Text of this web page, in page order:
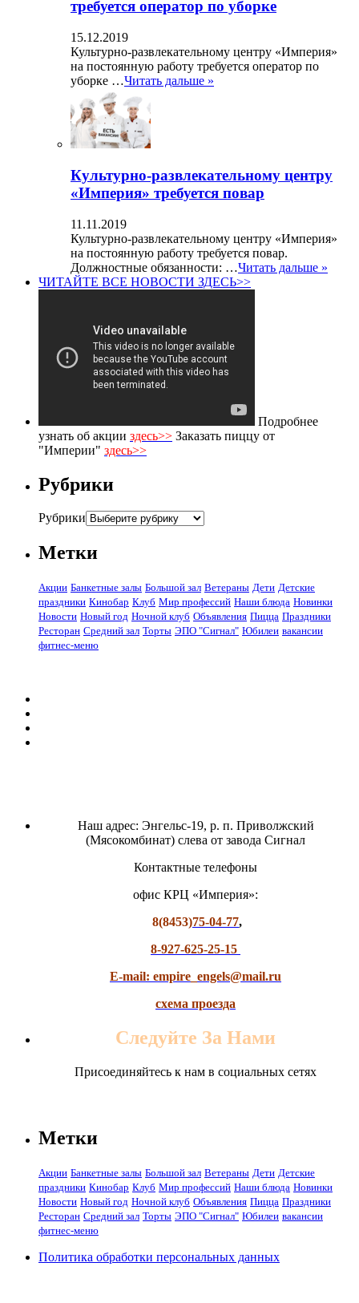
требуется оператор по уборке
15.12.2019
Культурно-развлекательному центру «Империя»
на постоянную работу требуется оператор по
уборке …Читать дальше »
Культурно-развлекательному центру
«Империя» требуется повар
11.11.2019
Культурно-развлекательному центру «Империя»
на постоянную работу требуется повар.
Должностные обязанности: …Читать дальше »
ЧИТАЙТЕ ВСЕ НОВОСТИ ЗДЕСЬ>>
Подробнее
узнать об акции здесь>> Заказать пиццу от
"Империи" здесь>>
Рубрики
Рубрики
Метки
Акции Банкетные залы Большой зал Ветераны Дети Детские
праздники Кинобар Клуб Мир профессий Наши блюда Новинки
Новости Новый год Ночной клуб Объявления Пицца Праздники
Ресторан Средний зал Торты ЭПО "Сигнал" Юбилеи вакансии
фитнес-меню
Наш адрес: Энгельс-19, р. п. Приволжский
(Мясокомбинат) слева от завода Сигнал
Контактные телефоны
офис КРЦ «Империя»:
8(8453)75-04-77,
8-927-625-25-15
E-mail: empire_engels@mail.ru
схема проезда
Следуйте За Нами
Присоединяйтесь к нам в социальных сетях
Метки
Акции Банкетные залы Большой зал Ветераны Дети Детские
праздники Кинобар Клуб Мир профессий Наши блюда Новинки
Новости Новый год Ночной клуб Объявления Пицца Праздники
Ресторан Средний зал Торты ЭПО "Сигнал" Юбилеи вакансии
фитнес-меню
Политика обработки персональных данных